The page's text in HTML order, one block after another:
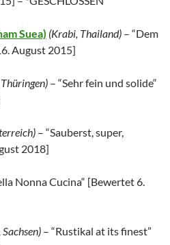
Suea) (Krabi, Thailand) – “Dem
August 2015]
) – “Sehr fein und solide“
– “Sauberst, super,
2018]
Nonna Cucina“ [Bewertet 6.
– “Rustikal at its finest”